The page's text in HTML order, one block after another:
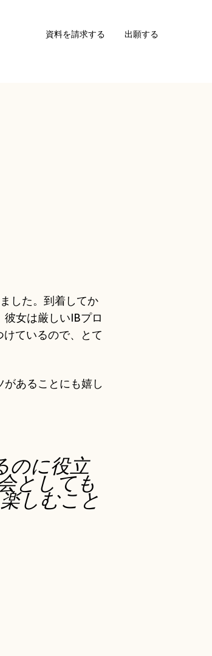
資料を請求する 出願する
した。到着してか
女は厳しいIBプロ
ているので、とて
あることにも嬉し
のに役立
としても
しむこと